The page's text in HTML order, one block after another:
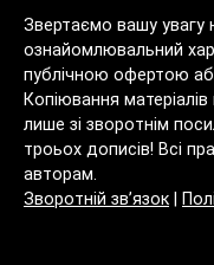
Звертаємо вашу увагу
ознайомлювальний
публічною офертою
Копіювання
лише зі зворотнім
троьох дописів! Всі
авторам.
Зворотній зв’язок